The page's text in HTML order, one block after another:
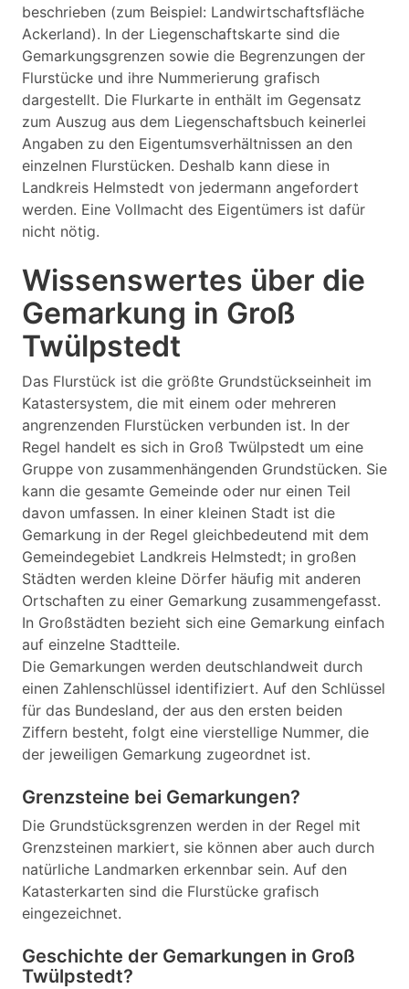
beschrieben (zum Beispiel: Landwirtschaftsfläche
Ackerland). In der Liegenschaftskarte sind die
Gemarkungsgrenzen sowie die Begrenzungen der
Flurstücke und ihre Nummerierung grafisch
dargestellt. Die Flurkarte in enthält im Gegensatz
zum Auszug aus dem Liegenschaftsbuch keinerlei
Angaben zu den Eigentumsverhältnissen an den
einzelnen Flurstücken. Deshalb kann diese in
Landkreis Helmstedt von jedermann angefordert
werden. Eine Vollmacht des Eigentümers ist dafür
nicht nötig.
Wissenswertes über die
Gemarkung in Groß
Twülpstedt
Das Flurstück ist die größte Grundstückseinheit im
Katastersystem, die mit einem oder mehreren
angrenzenden Flurstücken verbunden ist. In der
Regel handelt es sich in Groß Twülpstedt um eine
Gruppe von zusammenhängenden Grundstücken. Sie
kann die gesamte Gemeinde oder nur einen Teil
davon umfassen. In einer kleinen Stadt ist die
Gemarkung in der Regel gleichbedeutend mit dem
Gemeindegebiet Landkreis Helmstedt; in großen
Städten werden kleine Dörfer häufig mit anderen
Ortschaften zu einer Gemarkung zusammengefasst.
In Großstädten bezieht sich eine Gemarkung einfach
auf einzelne Stadtteile.
Die Gemarkungen werden deutschlandweit durch
einen Zahlenschlüssel identifiziert. Auf den Schlüssel
für das Bundesland, der aus den ersten beiden
Ziffern besteht, folgt eine vierstellige Nummer, die
der jeweiligen Gemarkung zugeordnet ist.
Grenzsteine bei Gemarkungen?
Die Grundstücksgrenzen werden in der Regel mit
Grenzsteinen markiert, sie können aber auch durch
natürliche Landmarken erkennbar sein. Auf den
Katasterkarten sind die Flurstücke grafisch
eingezeichnet.
Geschichte der Gemarkungen in Groß
Twülpstedt?